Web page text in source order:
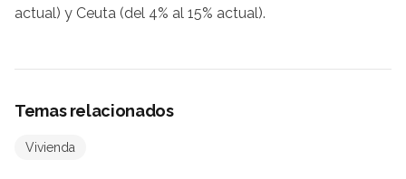
actual) y Ceuta (del 4% al 15% actual).
Temas relacionados
Vivienda